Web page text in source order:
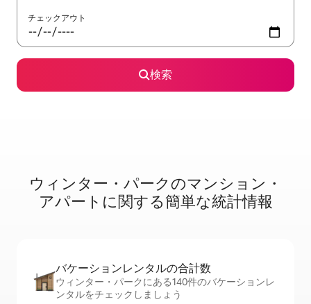
チェックアウト
検索
ウィンター・パークのマ⁠ン⁠シ⁠ョ⁠ン・
ア⁠パ⁠ー⁠ト⁠に関⁠す⁠る簡⁠単⁠な統⁠計⁠情⁠報
バケーションレ⁠ン⁠タ⁠ル⁠の合⁠計⁠数
ウィンター・パークにある140件のバケーションレ
ンタルをチェックしましょう